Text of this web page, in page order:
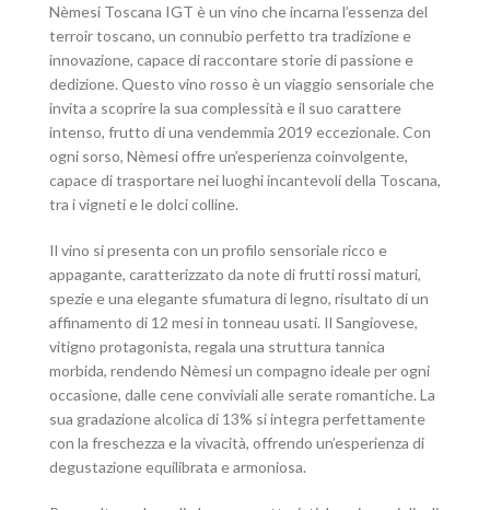
Nèmesi Toscana IGT è un vino che incarna l’essenza del
terroir toscano, un connubio perfetto tra tradizione e
innovazione, capace di raccontare storie di passione e
dedizione. Questo vino rosso è un viaggio sensoriale che
invita a scoprire la sua complessità e il suo carattere
intenso, frutto di una vendemmia 2019 eccezionale. Con
ogni sorso, Nèmesi offre un’esperienza coinvolgente,
capace di trasportare nei luoghi incantevoli della Toscana,
tra i vigneti e le dolci colline.
Il vino si presenta con un profilo sensoriale ricco e
appagante, caratterizzato da note di frutti rossi maturi,
spezie e una elegante sfumatura di legno, risultato di un
affinamento di 12 mesi in tonneau usati. Il Sangiovese,
vitigno protagonista, regala una struttura tannica
morbida, rendendo Nèmesi un compagno ideale per ogni
occasione, dalle cene conviviali alle serate romantiche. La
sua gradazione alcolica di 13% si integra perfettamente
con la freschezza e la vivacità, offrendo un’esperienza di
degustazione equilibrata e armoniosa.